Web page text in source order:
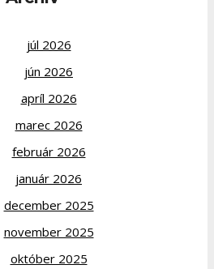
júl 2026
jún 2026
apríl 2026
marec 2026
február 2026
január 2026
december 2025
november 2025
október 2025